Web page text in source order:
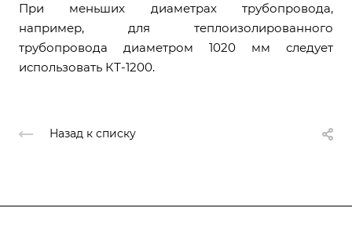
При меньших диаметрах трубопровода,
например, для теплоизолированного
трубопровода диаметром 1020 мм следует
использовать КТ-1200.
Назад к списку